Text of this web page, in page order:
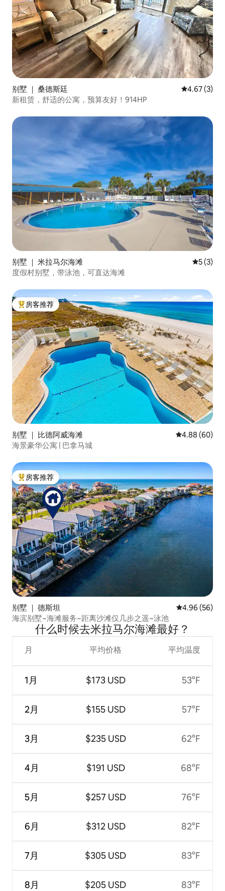
别墅 ｜ 桑德斯廷 平均评分
4.67 (3)
新租赁，舒适的公寓，预算友好！914HP
别墅 ｜ 米拉马尔海滩 平均评分
5 (3)
度假村别墅，带泳池，可直达海滩
热门「房客推荐」
房客推荐
别墅 ｜ 比德阿威海滩 平均评分 4.88
4.88 (60)
海景豪华公寓 | 巴拿马城
热门「房客推荐」
房客推荐
别墅 ｜ 德斯坦 平均评分 4.96
4.96 (56)
海滨别墅~海滩服务~距离沙滩仅几步之遥~泳池
什么时候去米拉马尔海滩最好？
月
1月
2月
3月
4月
5月
6月
7月
8月
平均价格
$173 USD
$155 USD
$235 USD
$191 USD
$257 USD
$312 USD
$305 USD
$205 USD
平均温度
53°F
57°F
62°F
68°F
76°F
82°F
83°F
83°F